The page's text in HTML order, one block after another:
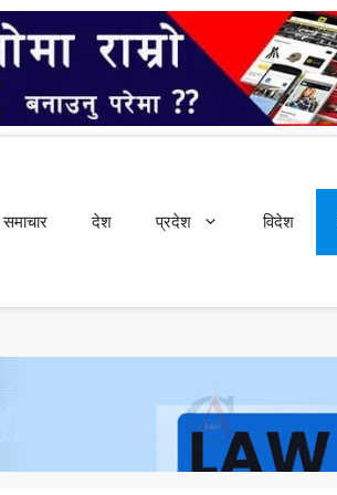
समाचार देश प्रदेश विदेश